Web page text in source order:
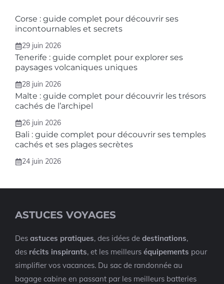
Corse : guide complet pour découvrir ses
incontournables et secrets
29 juin 2026
Tenerife : guide complet pour explorer ses
paysages volcaniques uniques
28 juin 2026
Malte : guide complet pour découvrir les trésors
cachés de l’archipel
26 juin 2026
Bali : guide complet pour découvrir ses temples
cachés et ses plages secrètes
24 juin 2026
ASTUCES VOYAGES
Des astuces pratiques, des idées de destinations,
des récits inspirants, et les meilleurs équipements pour
simplifier vos vacances. Du sac de randonnée au
bagage cabine en passant par les meilleurs batteries